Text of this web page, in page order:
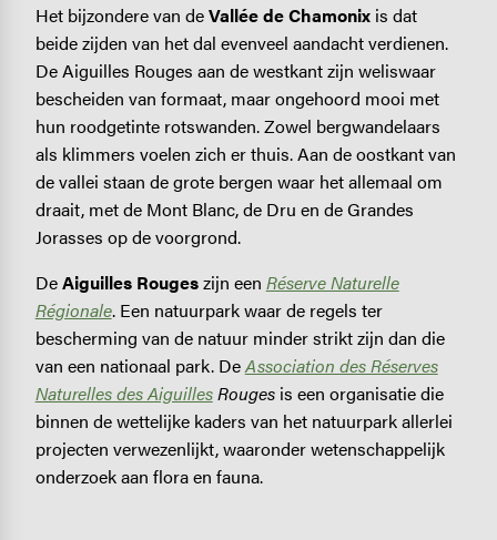
Het bijzondere van deVallée de Chamonixis dat
beide zijden van het dal evenveel aandacht verdienen.
De Aiguilles Rouges aan de westkant zijn weliswaar
bescheiden van formaat, maar ongehoord mooi met
hun roodgetinte rotswanden. Zowel bergwandelaars
als klimmers voelen zich er thuis. Aan de oostkant van
de vallei staan de grote bergen waar het allemaal om
draait, met de Mont Blanc, de Dru en de Grandes
Jorasses op de voorgrond.
DeAiguilles Rougeszijn een Réserve Naturelle
Régionale. Een natuurpark waar de regels ter
bescherming van de natuur minder strikt zijn dan die
van een nationaal park. DeAssociation des Réserves
Naturelles des AiguillesRougesis een organisatie die
binnen de wettelijke kaders van het natuurpark allerlei
projecten verwezenlijkt, waaronder wetenschappelijk
onderzoek aan flora en fauna.